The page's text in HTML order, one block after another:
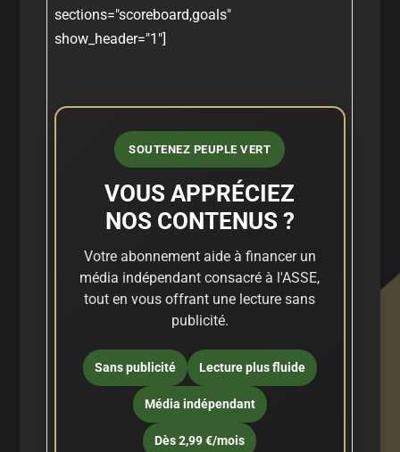
sections="scoreboard,goals"
show_header="1"]
SOUTENEZ PEUPLE VERT
VOUS APPRÉCIEZ
NOS CONTENUS ?
Votre abonnement aide à financer un
média indépendant consacré à l'ASSE,
tout en vous offrant une lecture sans
publicité.
Sans publicité Lecture plus fluide
Média indépendant
Dès 2,99 €/mois